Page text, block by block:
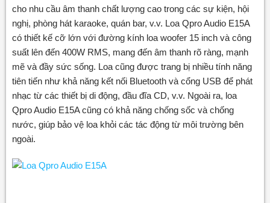
cho nhu cầu âm thanh chất lượng cao trong các sự kiện, hội
nghị, phòng hát karaoke, quán bar, v.v. Loa Qpro Audio E15A
có thiết kế cỡ lớn với đường kính loa woofer 15 inch và công
suất lên đến 400W RMS, mang đến âm thanh rõ ràng, mạnh
mẽ và đầy sức sống. Loa cũng được trang bị nhiều tính năng
tiên tiến như khả năng kết nối Bluetooth và cổng USB để phát
nhạc từ các thiết bị di động, đầu đĩa CD, v.v. Ngoài ra, loa
Qpro Audio E15A cũng có khả năng chống sốc và chống
nước, giúp bảo vệ loa khỏi các tác động từ môi trường bên
ngoài.